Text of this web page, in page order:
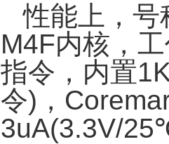
性能上，号
M4F内核，
指令，内置
令)，
3uA(3.3V/